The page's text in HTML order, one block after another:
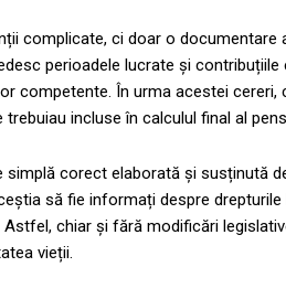
complicate, ci doar o documentare
perioadele lucrate și
competente. În urma acestei cereri,
incluse în calculul final al
corect elaborată și susținută
să fie informați despre
chiar și fără modificări
vieții.